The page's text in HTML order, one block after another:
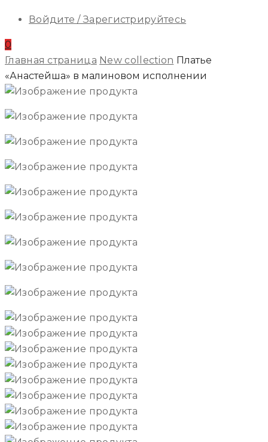
Войдите / Зарегистрируйтесь
0
Главная страница New collection Платье
«Анастейша» в малиновом исполнении